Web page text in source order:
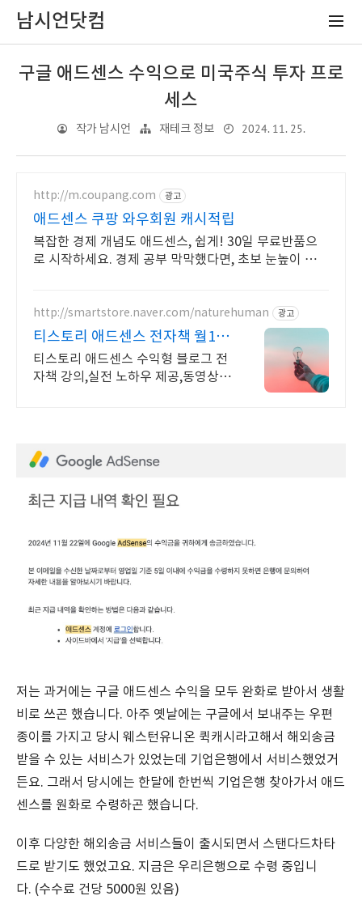
남시언닷컴
구글 애드센스 수익으로 미국주식 투자 프로
세스
작가 남시언 재테크 정보 2024. 11. 25.
http://m.coupang.com 광고
애드센스 쿠팡 와우회원 캐시적립
복잡한 경제 개념도 애드센스, 쉽게! 30일 무료반품으
로 시작하세요. 경제 공부 막막했다면, 초보 눈높이 책으
http://smartstore.naver.com/naturehuman 광고
티스토리 애드센스 전자책 월100
만원 고정 수익발생!
티스토리 애드센스 수익형 블로그 전
자책 강의,실전 노하우 제공,동영상
저는 과거에는 구글 애드센스 수익을 모두 완화로 받아서 생활
비로 쓰곤 했습니다. 아주 옛날에는 구글에서 보내주는 우편
종이를 가지고 당시 웨스턴유니온 퀵캐시라고해서 해외송금
받을 수 있는 서비스가 있었는데 기업은행에서 서비스했었거
든요. 그래서 당시에는 한달에 한번씩 기업은행 찾아가서 애드
센스를 원화로 수령하곤 했습니다.
이후 다양한 해외송금 서비스들이 출시되면서 스탠다드차타
드로 받기도 했었고요. 지금은 우리은행으로 수령 중입니
다. (수수료 건당 5000원 있음)